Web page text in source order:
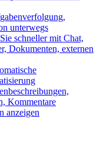
unterwegs
schneller mit Chat,
Dokumenten, externen
Kommentare
anzeigen